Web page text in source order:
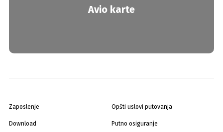
Avio karte
Zaposlenje
Download
Opšti uslovi putovanja
Putno osiguranje